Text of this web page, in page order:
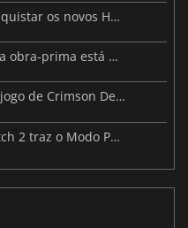
A Invasão dos Illuminados: Conquistar os novos Helldivers 2 Atualização!
GTA VI: Para além dos atrasos, a obra-prima está quase a chegar
Pearl Abyss revela imagens de jogo de Crimson Desert para a PS5
A atualização da Nintendo Switch 2 traz o Modo Portátil aos jogos mais antigos da Switch